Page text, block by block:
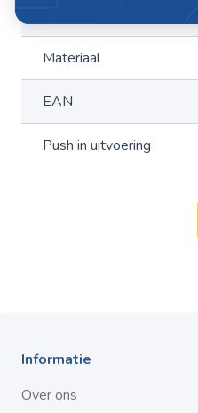
Materiaal
EAN
Push in uitvoering
Informatie
Over ons